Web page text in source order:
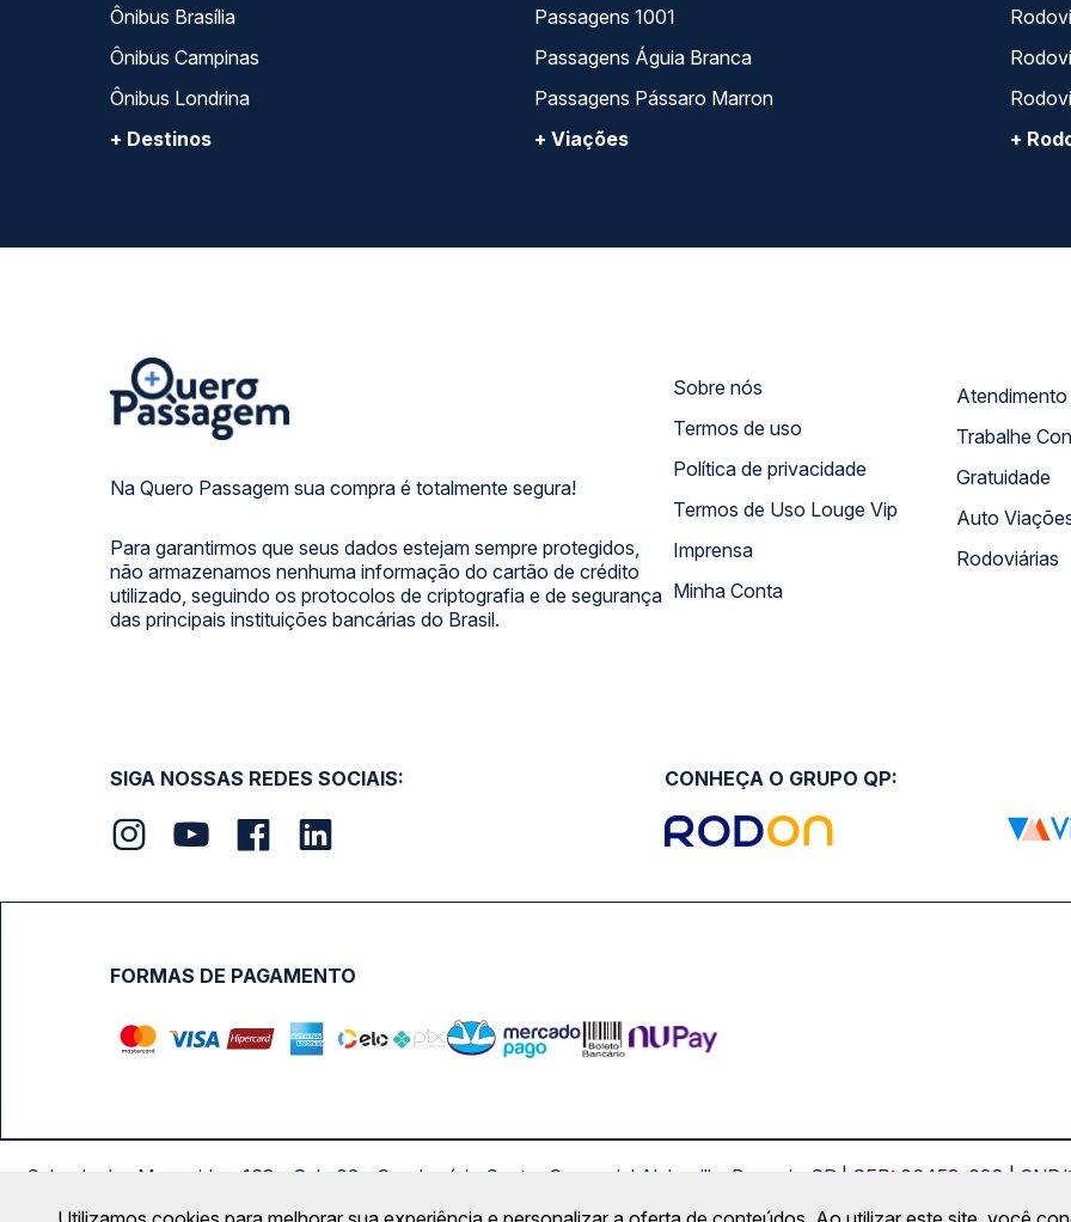
Ônibus Brasília
Ônibus Campinas
Ônibus Londrina
+ Destinos
Passagens 1001
Passagens Águia Branca
Passagens Pássaro Marron
+ Viações
+
Na Quero Passagem sua compra é totalmente segura!
Para garantirmos que seus dados estejam sempre protegidos,
não armazenamos nenhuma informação do cartão de crédito
utilizado, seguindo os protocolos de criptografia e de segurança
das principais instituições bancárias do Brasil.
Sobre nós
Termos de uso
Política de privacidade
Termos de Uso Louge Vip
Imprensa
Minha Conta
Trabalhe
Gratuidade
Auto
Rodoviárias
SIGA NOSSAS REDES SOCIAIS: CONHEÇA O GRUPO QP:
FORMAS DE PAGAMENTO
Calçada das Margaridas, 163 - Sala 02 - Condomínio Centro Comercial Alphaville, Barueri - SP | CEP: 06453-038 |
Copyright 2026 © QueroPassagem.com.br